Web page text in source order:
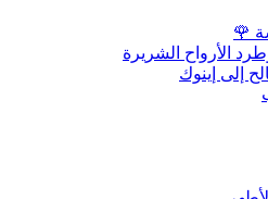
🌹
الأرواح الشريرة
إلى إينوك